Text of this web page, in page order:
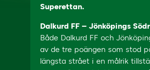
Superettan.
Dalkurd FF – Jönköpings
Både Dalkurd FF och
av de tre poängen som stod
längsta strået i en målrik